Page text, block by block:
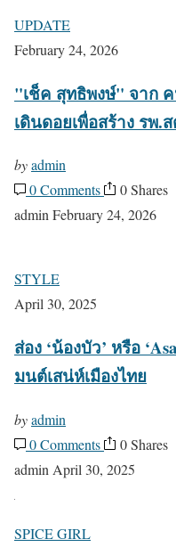
UPDATE
February 24, 2026
"เช็ค สุทธิพงษ์" จาก
เดินดอยเพื่อสร้าง รพ
byadmin
0 Comments
0 Shares
adminFebruary 24, 2026
STYLE
April 30, 2025
ส่อง ‘น้องบัว’ หรือ
มนต์เสน่ห์เมืองไทย
byadmin
0 Comments
0 Shares
admin April 30, 2025
SPICE GIRL